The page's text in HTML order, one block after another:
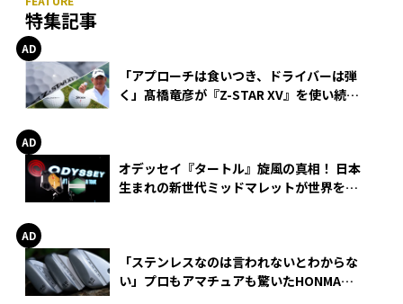
特集記事
「アプローチは食いつき、ドライバーは弾
く」髙橋竜彦が『Z-STAR XV』を使い続け
オデッセイ『タートル』旋風の真相！ 日本
生まれの新世代ミッドマレットが世界を席
「ステンレスなのは言われないとわからな
い」プロもアマチュアも驚いたHONMA